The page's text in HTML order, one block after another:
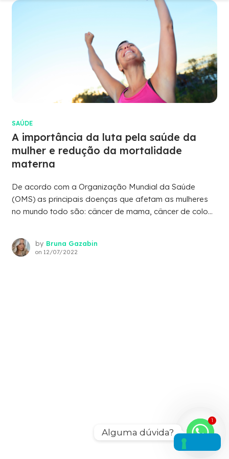
SAÚDE
A importância da luta pela saúde da
mulher e redução da mortalidade
materna
De acordo com a Organização Mundial da Saúde
(OMS) as principais doenças que afetam as mulheres
no mundo todo são: câncer de mama, câncer de colo...
by Bruna Gazabin
on 12/07/2022
1
Alguma dúvida?